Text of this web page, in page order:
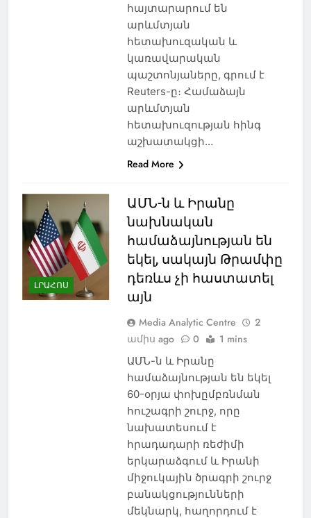
հայտարարում են
արևմտյան
հետախուզական և
կառավարական
պաշտոնյաները, գրում է
Reuters-ը։ Համաձայն
արևմտյան
հետախուզության հինգ
աշխատակցի…
Read More
ԼՐԱՀՈՍ
ԱՄՆ-ն և Իրանը
նախնական
համաձայնության են
եկել, սակայն Թրամփը
դեռևս չի հաստատել
այն
Media Analytic Centre
2
ամիս ago
0 1 mins
ԱՄՆ-ն և Իրանը
համաձայնության են եկել
60-օրյա փոխըմբռնման
հուշագրի շուրջ, որը
նախատեսում է
հրադադարի ռեժիմի
երկարաձգում և Իրանի
միջուկային ծրագրի շուրջ
բանակցությունների
մեկնարկ, հաղորդում է